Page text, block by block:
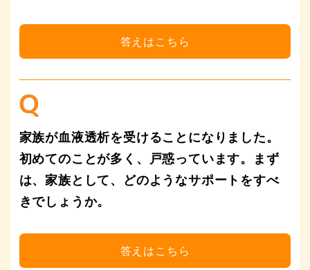
家族が血液透析を受けることになりました。
初めてのことが多く、戸惑っています。まず
は、家族として、どのようなサポートをすべ
きでしょうか。